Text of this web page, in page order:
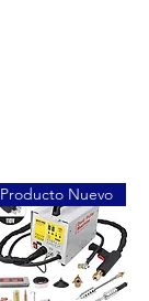
Producto Nuevo